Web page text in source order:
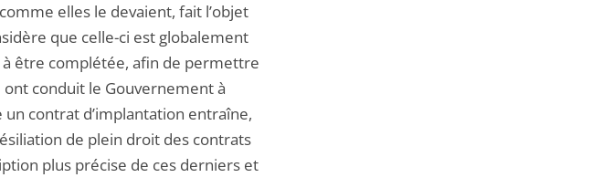
elles le devaient, fait l’objet
que celle-ci est globalement
être complétée, afin de permettre
conduit le Gouvernement à
contrat d’implantation entraîne,
de plein droit des contrats
plus précise de ces derniers et